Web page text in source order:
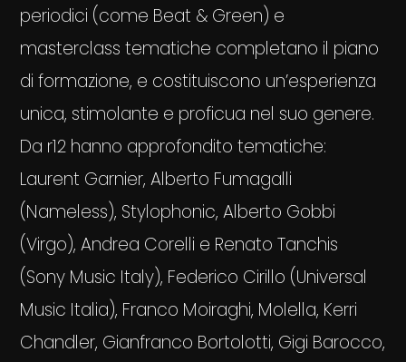
periodici (come Beat & Green) e
masterclass tematiche completano il piano
di formazione, e costituiscono un’esperienza
unica, stimolante e proficua nel suo genere.
Da r12 hanno approfondito tematiche:
Laurent Garnier, Alberto Fumagalli
(Nameless), Stylophonic, Alberto Gobbi
(Virgo), Andrea Corelli e Renato Tanchis
(Sony Music Italy), Federico Cirillo (Universal
Music Italia), Franco Moiraghi, Molella, Kerri
Chandler, Gianfranco Bortolotti, Gigi Barocco,